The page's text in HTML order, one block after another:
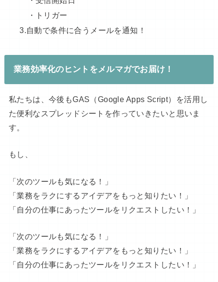
・トリガー
3.自動で条件に合うメールを通知！
業務効率化のヒントをメルマガでお届け！
私たちは、今後もGAS（Google Apps Script）を活用し
た便利なスプレッドシートを作っていきたいと思いま
す。
もし、
「次のツールも気になる！」
「業務をラクにするアイデアをもっと知りたい！」
「自分の仕事にあったツールをリクエストしたい！」
「次のツールも気になる！」
「業務をラクにするアイデアをもっと知りたい！」
「自分の仕事にあったツールをリクエストしたい！」